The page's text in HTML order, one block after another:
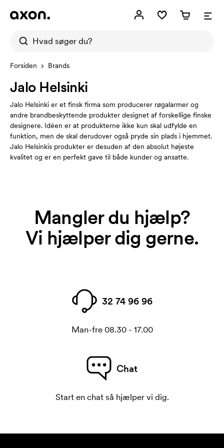
Forsiden Brands
Jalo Helsinki
Jalo Helsinki er et finsk firma som producerer røgalarmer og
andre brandbeskyttende produkter designet af forskellige finske
designere. Idéen er at produkterne ikke kun skal udfylde en
funktion, men de skal derudover også pryde sin plads i hjemmet.
Jalo Helsinkis produkter er desuden af den absolut højeste
kvalitet og er en perfekt gave til både kunder og ansatte.
Mangler du hjælp?
Vi hjælper dig gerne.
32 74 96 96
Man-fre 08.30 - 17.00
Chat
Start en chat så hjælper vi dig.